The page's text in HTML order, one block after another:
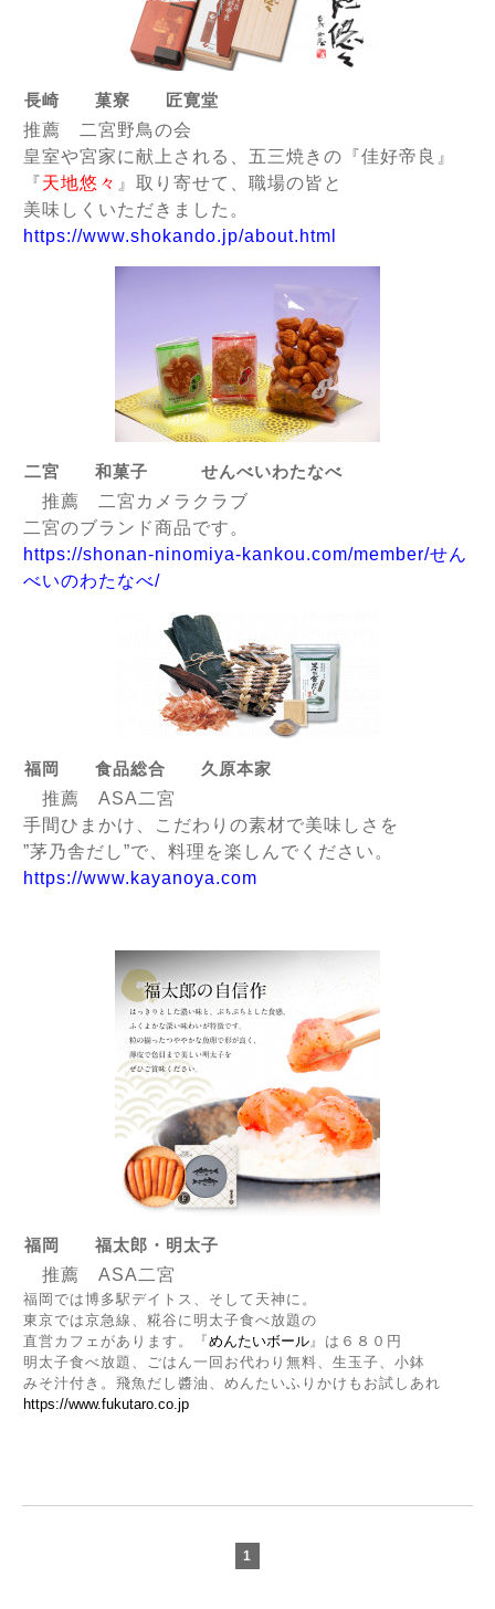
長崎 菓寮 匠寛堂
推薦 二宮野鳥の会
皇室や宮家に献上される、五三焼きの『佳好帝良』
『天地悠々 』取り寄せて、職場の皆と
美味しくいただきました。
https://www.shokando.jp/about.html
二宮 和菓子 せんべいわたなべ
推薦 二宮カメラクラブ
二宮のブランド商品です。
https://shonan-ninomiya-kankou.com/member/せん
べいのわたなべ/
福岡 食品総合 久原本家
推薦 ASA二宮
手間ひまかけ、こだわりの素材で美味しさを
”茅乃舎だし”で、料理を楽しんでください。
https://www.kayanoya.com
福岡 福太郎・明太子
推薦 ASA二宮
福岡では博多駅デイトス、そして天神に。
東京では京急線、糀谷に明太子食べ放題の
直営カフェがあります。『めんたいボール』は６８０円
明太子食べ放題、ごはん一回お代わり無料、生玉子、小鉢
みそ汁付き。飛魚だし醬油、めんたいふりかけもお試しあれ
https://www.fukutaro.co.jp
1